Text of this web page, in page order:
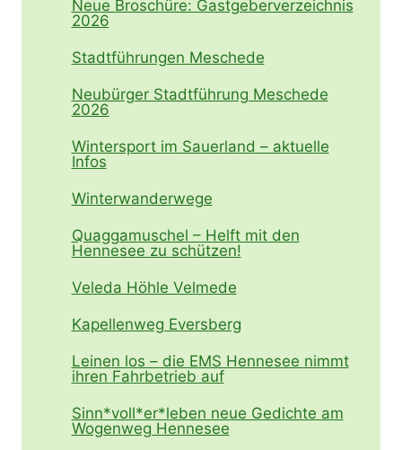
Neue Broschüre: Gastgeberverzeichnis
2026
Stadtführungen Meschede
Neubürger Stadtführung Meschede
2026
Wintersport im Sauerland – aktuelle
Infos
Winterwanderwege
Quaggamuschel – Helft mit den
Hennesee zu schützen!
Veleda Höhle Velmede
Kapellenweg Eversberg
Leinen los – die EMS Hennesee nimmt
ihren Fahrbetrieb auf
Sinn*voll*er*leben neue Gedichte am
Wogenweg Hennesee